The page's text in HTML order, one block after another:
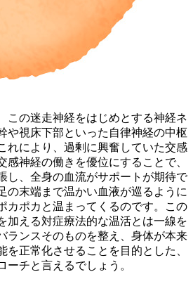
この迷走神経をはじめとする神経ネ
や視床下部といった自律神経の中枢
れにより、過剰に興奮していた交感
感神経の働きを優位にすることで、
し、全身の血流がサポートが期待で
の末端まで温かい血液が巡るように
カポカと温まってくるのです。この
加える対症療法的な温活とは一線を
ランスそのものを整え、身体が本来
を正常化させることを目的とした、
ーチと言えるでしょう。